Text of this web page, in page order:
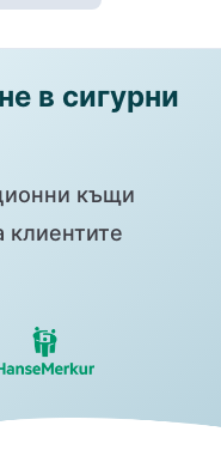
в сигурни
къщи
клиентите